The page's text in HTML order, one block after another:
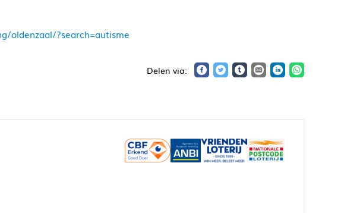
oldenzaal/?search=autisme